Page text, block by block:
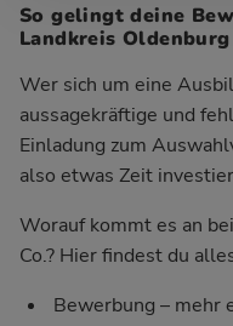
So gelingt deine
Landkreis Oldenburg
Wer sich um eine
aussagekräftige und
Einladung zum
also etwas Zeit
Worauf kommt es an
Co.? Hier findest du
Bewerbung – mehr